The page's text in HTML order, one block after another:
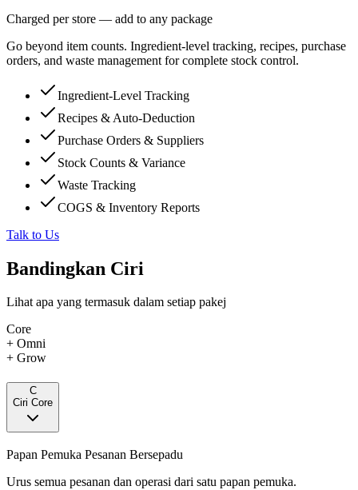
Charged per store — add to any package
Go beyond item counts. Ingredient-level tracking, recipes, purchase
orders, and waste management for complete stock control.
Ingredient-Level Tracking
Recipes & Auto-Deduction
Purchase Orders & Suppliers
Stock Counts & Variance
Waste Tracking
COGS & Inventory Reports
Talk to Us
Bandingkan Ciri
Lihat apa yang termasuk dalam setiap pakej
Core
+ Omni
+ Grow
C
Ciri Core
Papan Pemuka Pesanan Bersepadu
Urus semua pesanan dan operasi dari satu papan pemuka.